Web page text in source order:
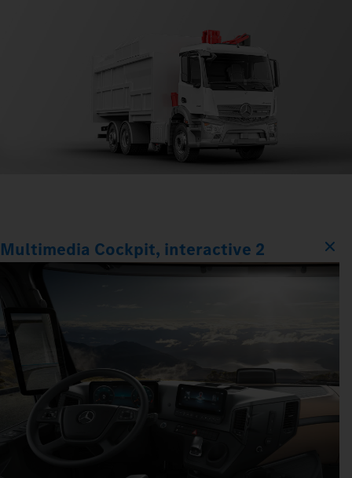
Multimedia Cockpit, interactive 2